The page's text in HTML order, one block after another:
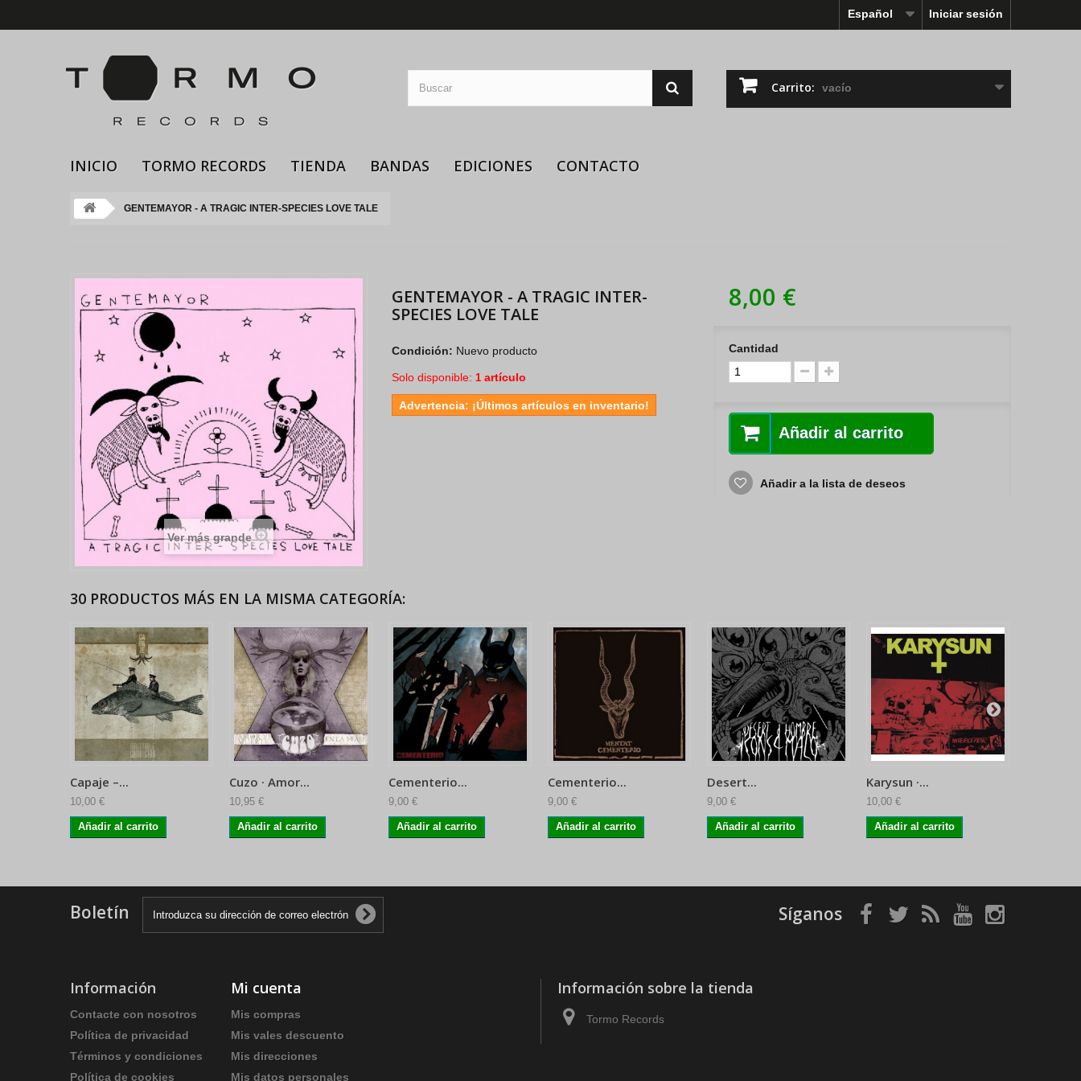
Iniciar sesión
Español
Carrito: vacío
INICIO TORMO RECORDS TIENDA BANDAS EDICIONES CONTACTO
GENTEMAYOR - A TRAGIC INTER-SPECIES LOVE TALE
Ver más grande
GENTEMAYOR - A TRAGIC INTER-
SPECIES LOVE TALE
Condición: Nuevo producto
Solo disponible: 1 artículo
Advertencia: ¡Últimos artículos en inventario!
8,00 €
Cantidad
Añadir al carrito
Añadir a la lista de deseos
30 PRODUCTOS MÁS EN LA MISMA CATEGORÍA:
Capaje ‎–...
10,00 €
Añadir al carrito
Cuzo · Amor...
10,95 €
Añadir al carrito
Cementerio...
9,00 €
Añadir al carrito
Cementerio...
9,00 €
Añadir al carrito
Desert...
9,00 €
Añadir al carrito
Karysun ·...
10,00 €
Añadir al carrito
Boletín Síganos
Información
Contacte con nosotros
Política de privacidad
Términos y condiciones
Política de cookies
Mi cuenta
Mis compras
Mis vales descuento
Mis direcciones
Mis datos personales
Información sobre la tienda
Tormo Records